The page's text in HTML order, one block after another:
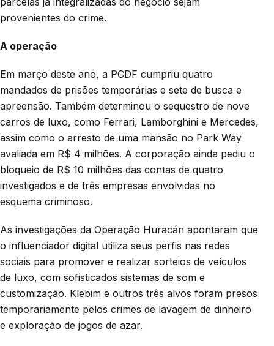
provenientes do crime.
A operação
Em março deste ano, a PCDF cumpriu quatro
mandados de prisões temporárias e sete de busca e
apreensão. Também determinou o sequestro de nove
carros de luxo, como Ferrari, Lamborghini e Mercedes,
assim como o arresto de uma mansão no Park Way
avaliada em R$ 4 milhões. A corporação ainda pediu o
bloqueio de R$ 10 milhões das contas de quatro
investigados e de três empresas envolvidas no
esquema criminoso.
As investigações da Operação Huracán apontaram que
o influenciador digital utiliza seus perfis nas redes
sociais para promover e realizar sorteios de veículos
de luxo, com sofisticados sistemas de som e
customização. Klebim e outros três alvos foram presos
temporariamente pelos crimes de lavagem de dinheiro
e exploração de jogos de azar.